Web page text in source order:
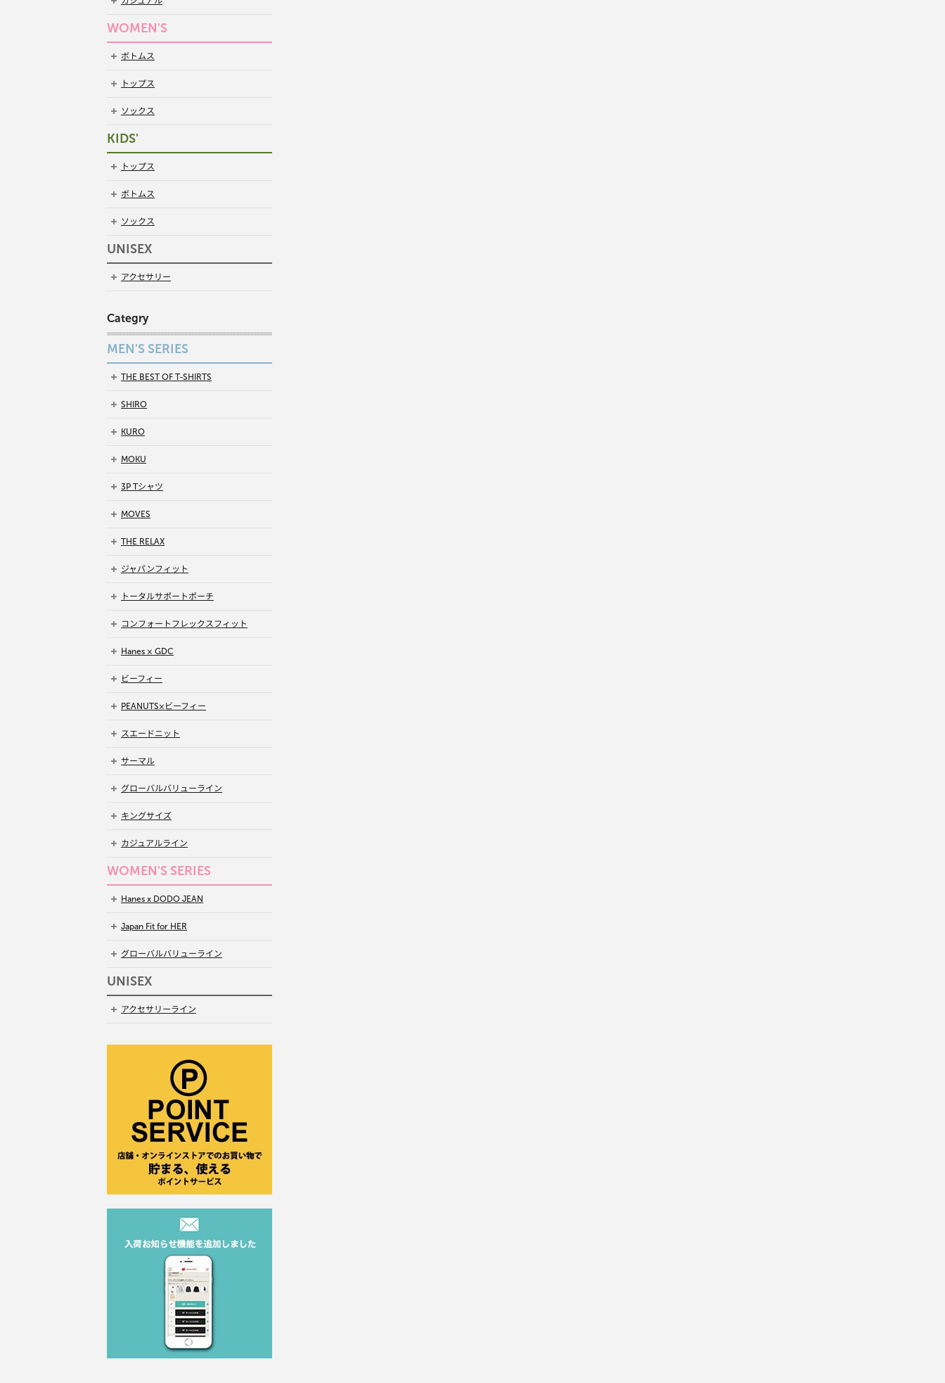
WOMEN'S
ボトムス
トップス
ソックス
KIDS'
トップス
ボトムス
ソックス
UNISEX
アクセサリー
Categry
MEN'S SERIES
THE BEST OF T-SHIRTS
SHIRO
KURO
MOKU
3P Tシャツ
MOVES
THE RELAX
ジャパンフィット
トータルサポートポーチ
コンフォートフレックスフィット
Hanes × GDC
ビーフィー
PEANUTS×ビーフィー
スエードニット
サーマル
グローバルバリューライン
キングサイズ
カジュアルライン
WOMEN'S SERIES
Hanes x DODO JEAN
Japan Fit for HER
グローバルバリューライン
UNISEX
アクセサリーライン